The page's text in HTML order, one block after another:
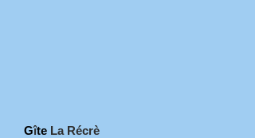
Gîte La Récrè